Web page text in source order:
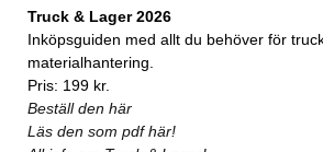
Truck & Lager 2026
Inköpsguiden med allt du behöver för
materialhantering.
Pris: 199 kr.
Beställ den här
Läs den som pdf här!